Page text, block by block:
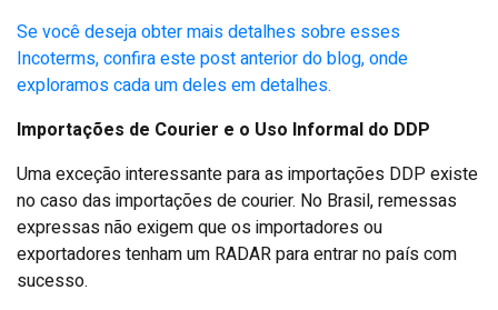
Se você deseja obter mais detalhes sobre esses
Incoterms, confira este post anterior do blog, onde
exploramos cada um deles em detalhes.
Importações de Courier e o Uso Informal do DDP
Uma exceção interessante para as importações DDP existe
no caso das importações de courier. No Brasil, remessas
expressas não exigem que os importadores ou
exportadores tenham um RADAR para entrar no país com
sucesso.